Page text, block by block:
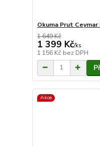
Okuma Prut
1 649 Kč
1 399 Kč/ks
1 156 Kč bez DPH
Akce